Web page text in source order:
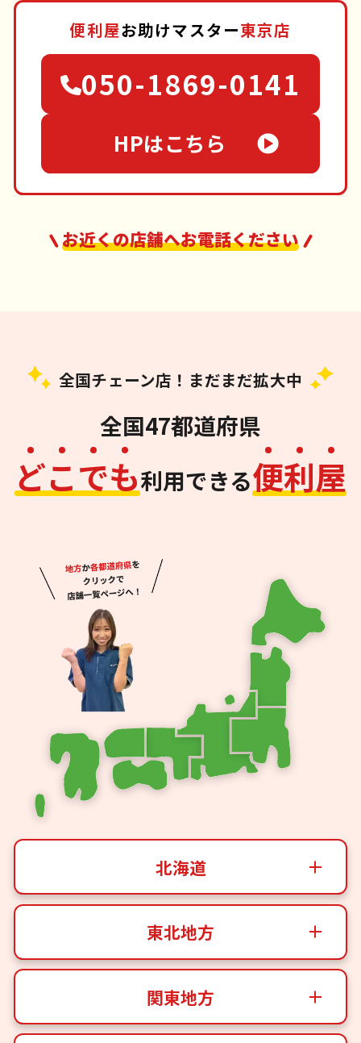
便利屋お助けマスター東京店
050-1869-0141
HPはこちら
お近くの店舗へお電話ください
全国チェーン店！まだまだ拡大中
全国47都道府県
どこでも利用できる便利屋
北海道
東北地方
関東地方